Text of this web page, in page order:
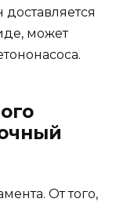
доставляется
может
От того,